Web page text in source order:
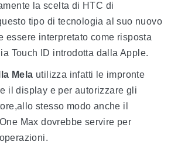
la scelta di HTC di
tipo di tecnologia al suo nuovo
essere interpretato come risposta
Touch ID introdotta dalla Apple.
Mela utilizza infatti le impronte
il display e per autorizzare gli
stesso modo anche il
Max dovrebbe servire per